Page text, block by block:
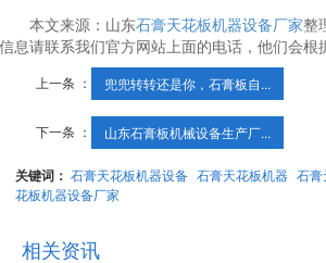
本文来源：山东石膏天花板机器设备厂家整
信息请联系我们官方网站上面的电话，他们会根
上一条 ： 兜兜转转还是你，石膏板自...
下一条 ： 山东石膏板机械设备生产厂...
关键词：石膏天花板机器设备 石膏天花板机器 石
花板机器设备厂家
相关资讯